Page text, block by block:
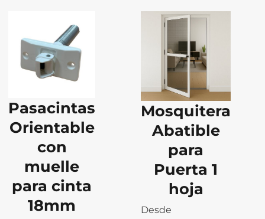
Pasacintas
Orientable
con
muelle
para cinta
18mm
Mosquitera
Abatible
para
Puerta 1
hoja
Desde